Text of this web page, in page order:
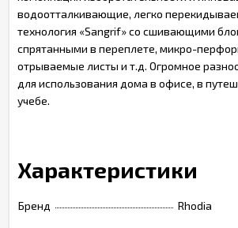
водоотталкивающие, легко
технология «Sangrif» со сшивающими
спрятанными в переплете, микро-
отрываемые листы и т.д. Огромное
для использования дома в офисе, в
учебе.
Характеристики
Бренд Rhodia